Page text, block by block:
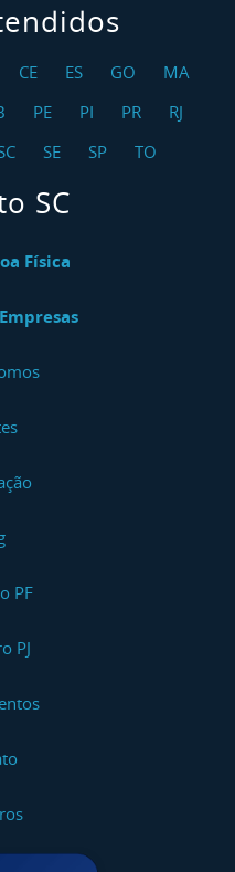
CE ES GO
MA
PE PI PR
RJ
SE SP TO
SC
Física
PF
PJ